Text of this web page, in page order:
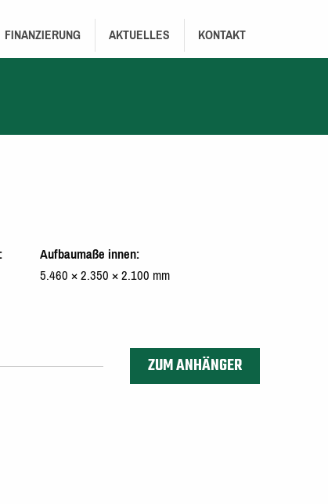
FINANZIERUNG AKTUELLES KONTAKT
Aufbaumaße innen
5.460 × 2.350 × 2.100 mm
ZUM ANHÄNGER